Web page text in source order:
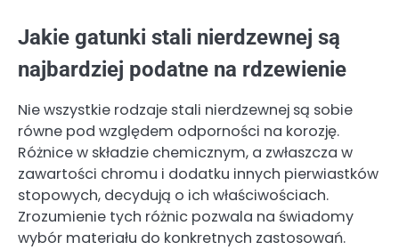
Jakie gatunki stali nierdzewnej są
najbardziej podatne na rdzewienie
Nie wszystkie rodzaje stali nierdzewnej są sobie
równe pod względem odporności na korozję.
Różnice w składzie chemicznym, a zwłaszcza w
zawartości chromu i dodatku innych pierwiastków
stopowych, decydują o ich właściwościach.
Zrozumienie tych różnic pozwala na świadomy
wybór materiału do konkretnych zastosowań.